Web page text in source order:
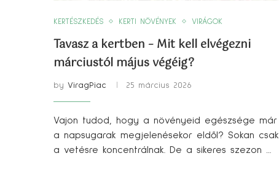
KERTÉSZKEDÉS KERTI NÖVÉNYEK VIRÁGOK
Tavasz a kertben – Mit kell elvégezni
márciustól május végéig?
by ViragPiac 25 március 2026
Vajon tudod, hogy a növényeid egészsége már
a napsugarak megjelenésekor eldől? Sokan csak
a vetésre koncentrálnak. De a sikeres szezon …